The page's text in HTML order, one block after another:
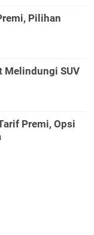
Pilihan
Melindungi SUV
Premi, Opsi